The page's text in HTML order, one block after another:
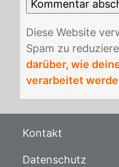
Die­se Web­site
Spam zu
darüber, wie
verarbeitet
Kontakt
Datenschutz